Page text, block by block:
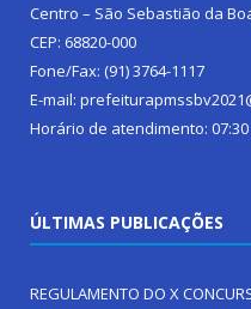
Centro – São Sebastião da
CEP: 68820-000
Fone/Fax: (91) 3764-1117
E-mail:
Horário de atendimento: 07:30
ÚLTIMAS PUBLICAÇÕES
REGULAMENTO DO X